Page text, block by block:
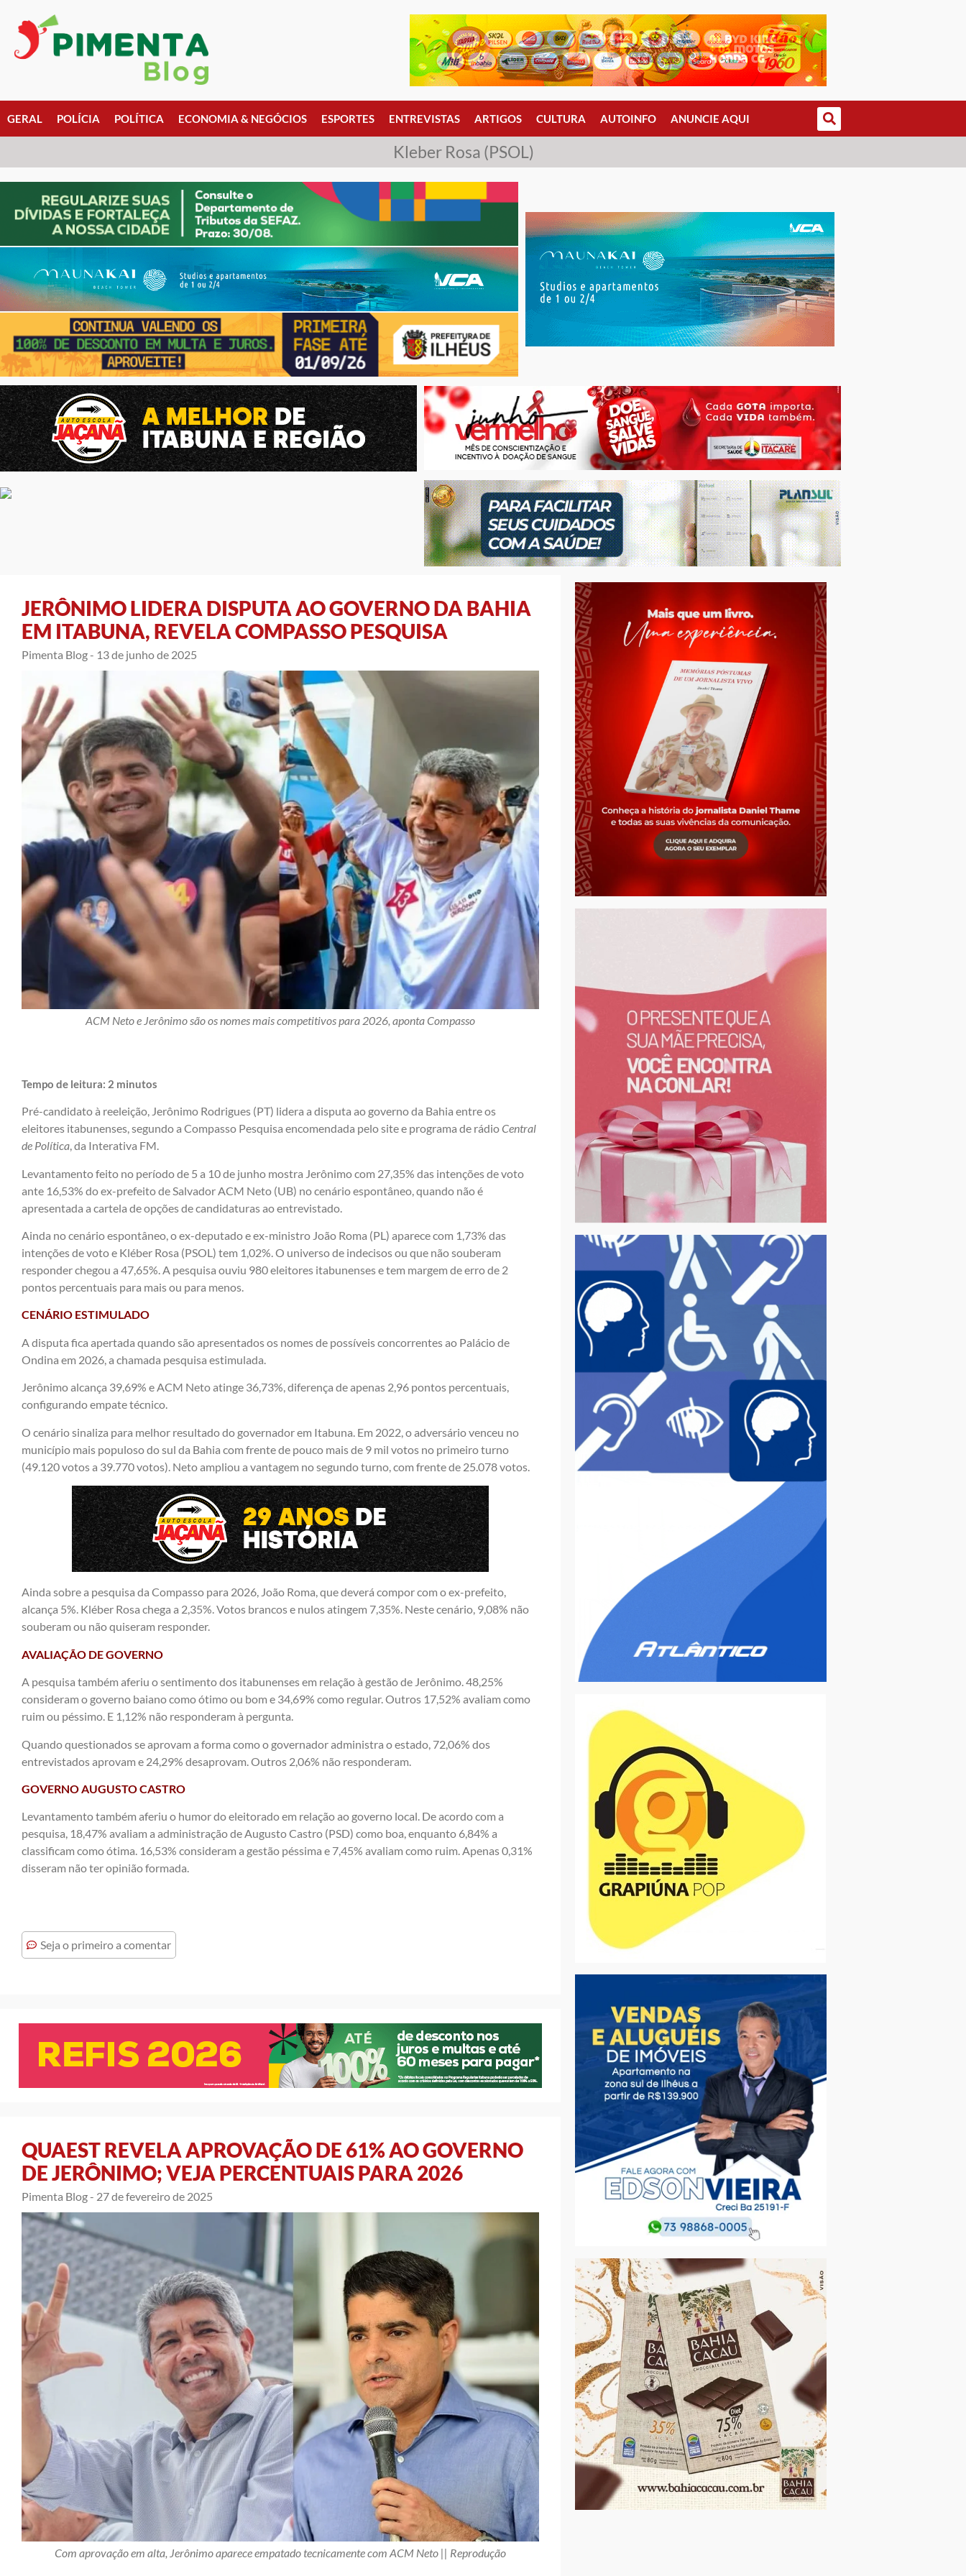
GERAL POLÍCIA POLÍTICA ECONOMIA & NEGÓCIOS ESPORTES ENTREVISTAS ARTIGOS CULTURA AUTOINFO ANUNCIE AQUI
Kleber Rosa (PSOL)
JERÔNIMO LIDERA DISPUTA AO GOVERNO DA BAHIA
EM ITABUNA, REVELA COMPASSO PESQUISA
Pimenta Blog - 13 de junho de 2025
ACM Neto e Jerônimo são os nomes mais competitivos para 2026, aponta Compasso
Tempo de leitura: 2 minutos
Pré-candidato à reeleição, Jerônimo Rodrigues (PT) lidera a disputa ao governo da Bahia entre os
eleitores itabunenses, segundo a Compasso Pesquisa encomendada pelo site e programa de rádioCentral
de Política, da Interativa FM.
Levantamento feito no período de 5 a 10 de junho mostra Jerônimo com 27,35% das intenções de voto
ante 16,53% do ex-prefeito de Salvador ACM Neto (UB) no cenário espontâneo, quando não é
apresentada a cartela de opções de candidaturas ao entrevistado.
Ainda no cenário espontâneo, o ex-deputado e ex-ministro João Roma (PL) aparece com 1,73% das
intenções de voto e Kléber Rosa (PSOL) tem 1,02%. O universo de indecisos ou que não souberam
responder chegou a 47,65%. A pesquisa ouviu 980 eleitores itabunenses e tem margem de erro de 2
pontos percentuais para mais ou para menos.
CENÁRIO ESTIMULADO
A disputa fica apertada quando são apresentados os nomes de possíveis concorrentes ao Palácio de
Ondina em 2026, a chamada pesquisa estimulada.
Jerônimo alcança 39,69% e ACM Neto atinge 36,73%, diferença de apenas 2,96 pontos percentuais,
configurando empate técnico.
O cenário sinaliza para melhor resultado do governador em Itabuna. Em 2022, o adversário venceu no
município mais populoso do sul da Bahia com frente de pouco mais de 9 mil votos no primeiro turno
(49.120 votos a 39.770 votos). Neto ampliou a vantagem no segundo turno, com frente de 25.078 votos.
Ainda sobre a pesquisa da Compasso para 2026, João Roma, que deverá compor com o ex-prefeito,
alcança 5%. Kléber Rosa chega a 2,35%. Votos brancos e nulos atingem 7,35%. Neste cenário, 9,08% não
souberam ou não quiseram responder.
AVALIAÇÃO DE GOVERNO
A pesquisa também aferiu o sentimento dos itabunenses em relação à gestão de Jerônimo. 48,25%
consideram o governo baiano como ótimo ou bom e 34,69% como regular. Outros 17,52% avaliam como
ruim ou péssimo. E 1,12% não responderam à pergunta.
Quando questionados se aprovam a forma como o governador administra o estado, 72,06% dos
entrevistados aprovam e 24,29% desaprovam. Outros 2,06% não responderam.
GOVERNO AUGUSTO CASTRO
Levantamento também aferiu o humor do eleitorado em relação ao governo local. De acordo com a
pesquisa, 18,47% avaliam a administração de Augusto Castro (PSD) como boa, enquanto 6,84% a
classificam como ótima. 16,53% consideram a gestão péssima e 7,45% avaliam como ruim. Apenas 0,31%
disseram não ter opinião formada.
Seja o primeiro a comentar
QUAEST REVELA APROVAÇÃO DE 61% AO GOVERNO
DE JERÔNIMO; VEJA PERCENTUAIS PARA 2026
Pimenta Blog - 27 de fevereiro de 2025
Com aprovação em alta, Jerônimo aparece empatado tecnicamente com ACM Neto || Reprodução